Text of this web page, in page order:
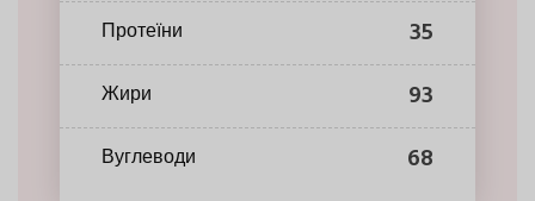
Протеїни 35
Жири 93
Вуглеводи 68